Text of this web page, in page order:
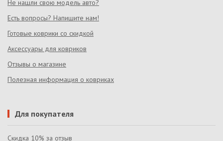
Не нашли свою модель авто?
Есть вопросы? Напишите нам!
Готовые коврики со скидкой
Аксессуары для ковриков
Отзывы о магазине
Полезная информация о ковриках
Для покупателя
Скидка 10% за отзыв